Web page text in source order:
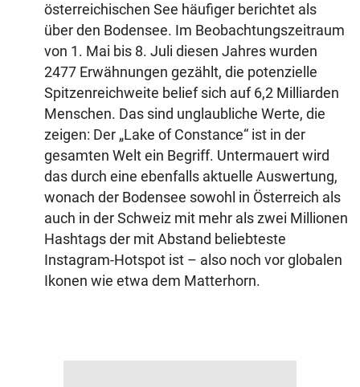
österreichischen See häufiger berichtet als
über den Bodensee. Im Beobachtungszeitraum
von 1. Mai bis 8. Juli diesen Jahres wurden
2477 Erwähnungen gezählt, die potenzielle
Spitzenreichweite belief sich auf 6,2 Milliarden
Menschen. Das sind unglaubliche Werte, die
zeigen: Der „Lake of Constance“ ist in der
gesamten Welt ein Begriff. Untermauert wird
das durch eine ebenfalls aktuelle Auswertung,
wonach der Bodensee sowohl in Österreich als
auch in der Schweiz mit mehr als zwei Millionen
Hashtags der mit Abstand beliebteste
Instagram-Hotspot ist – also noch vor globalen
Ikonen wie etwa dem Matterhorn.